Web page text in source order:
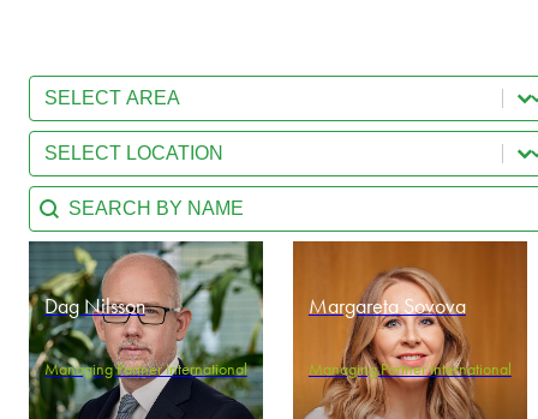
Team - Practice Area
Select content
Team - Location
Select content
Team - Search by name
Search content
Dag Nilsson
Managing Partner International
Margareta Sovova
Managing Partner International